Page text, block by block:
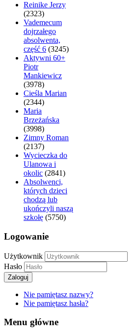
Reinike Jerzy
(2323)
Vademecum
dojrzałego
absolwenta,
część 6 (3245)
Aktywni 60+
Piotr
Mankiewicz
(3978)
Cieśla Marian
(2344)
Maria
Brzeżańska
(3998)
Zimny Roman
(2137)
Wycieczka do
Ulanowa i
okolic (2841)
Absolwenci,
których dzieci
chodzą lub
ukończyli naszą
szkołę (5750)
Logowanie
Użytkownik
Hasło
Zaloguj
Nie pamiętasz nazwy?
Nie pamiętasz hasła?
Menu główne